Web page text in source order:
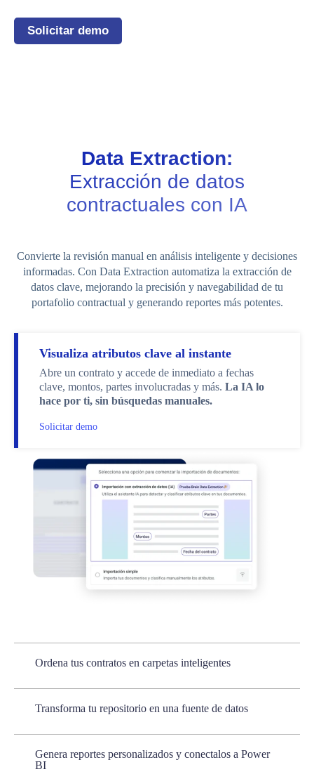
Solicitar demo
Data Extraction:
Extracción de datos
contractuales con IA
Convierte la revisión manual en análisis inteligente y decisiones
informadas. Con Data Extraction automatiza la extracción de
datos clave, mejorando la precisión y navegabilidad de tu
portafolio contractual y generando reportes más potentes.
Visualiza atributos clave al instante
Abre un contrato y accede de inmediato a fechas
clave, montos, partes involucradas y más. La IA lo
hace por ti, sin búsquedas manuales.
Solicitar demo
Ordena tus contratos en carpetas inteligentes
Transforma tu repositorio en una fuente de datos
Genera reportes personalizados y conectalos a Power
BI